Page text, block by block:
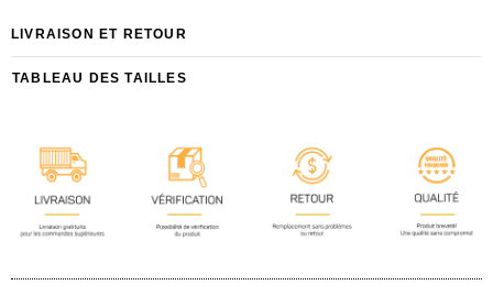
LIVRAISON ET RETOUR
TABLEAU DES TAILLES